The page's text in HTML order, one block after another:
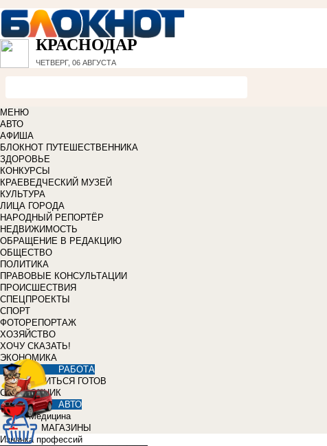
КРАСНОДАР
ЧЕТВЕРГ, 06 АВГУСТА
МЕНЮ
АВТО
АФИША
БЛОКНОТ ПУТЕШЕСТВЕННИКА
ЗДОРОВЬЕ
КОНКУРСЫ
КРАЕВЕДЧЕСКИЙ МУЗЕЙ
КУЛЬТУРА
ЛИЦА ГОРОДА
НАРОДНЫЙ РЕПОРТЁР
НЕДВИЖИМОСТЬ
ОБРАЩЕНИЕ В РЕДАКЦИЮ
ОБЩЕСТВО
ПОЛИТИКА
ПРАВОВЫЕ КОНСУЛЬТАЦИИ
ПРОИСШЕСТВИЯ
СПЕЦПРОЕКТЫ
СПОРТ
ФОТОРЕПОРТАЖ
ХОЗЯЙСТВО
ХОЧУ СКАЗАТЬ!
ЭКОНОМИКА
РАБОТА
УЧИТЬСЯ ГОТОВ
СПРАВОЧНИК
АВТО
Медицина
МАГАЗИНЫ
Изнанка профессий